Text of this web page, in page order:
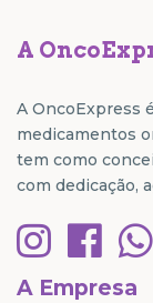
A
A OncoExpress
medicamentos
tem como
com dedicação,
A Empresa